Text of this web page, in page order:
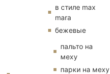
в стиле max
mara
бежевые
пальто на
меху
парки на меху